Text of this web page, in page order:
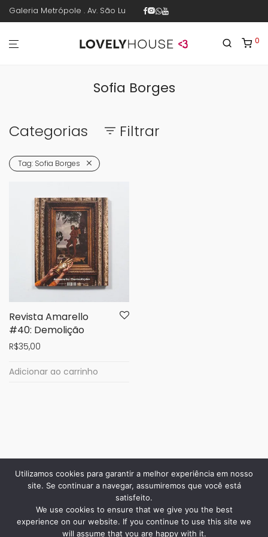
Galeria Metrópole . Av. São Luís 187 . sala 30 . 1º piso . República .
0
Sofia Borges
Categorias Filtrar
Tag: Sofia Borges
Revista Amarello
#40: Demolição
R$35,00
Adicionar ao carrinho
Utilizamos cookies para garantir a melhor experiência em nosso
site. Se continuar a navegar, assumiremos que você está
satisfeito.
We use cookies to ensure that we give you the best
experience on our website. If you continue to use this site we
will assume that you are happy with it.